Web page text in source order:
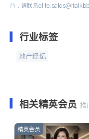
台，请联系
行业标签
地产经纪
相关精英会员 推
精英会员